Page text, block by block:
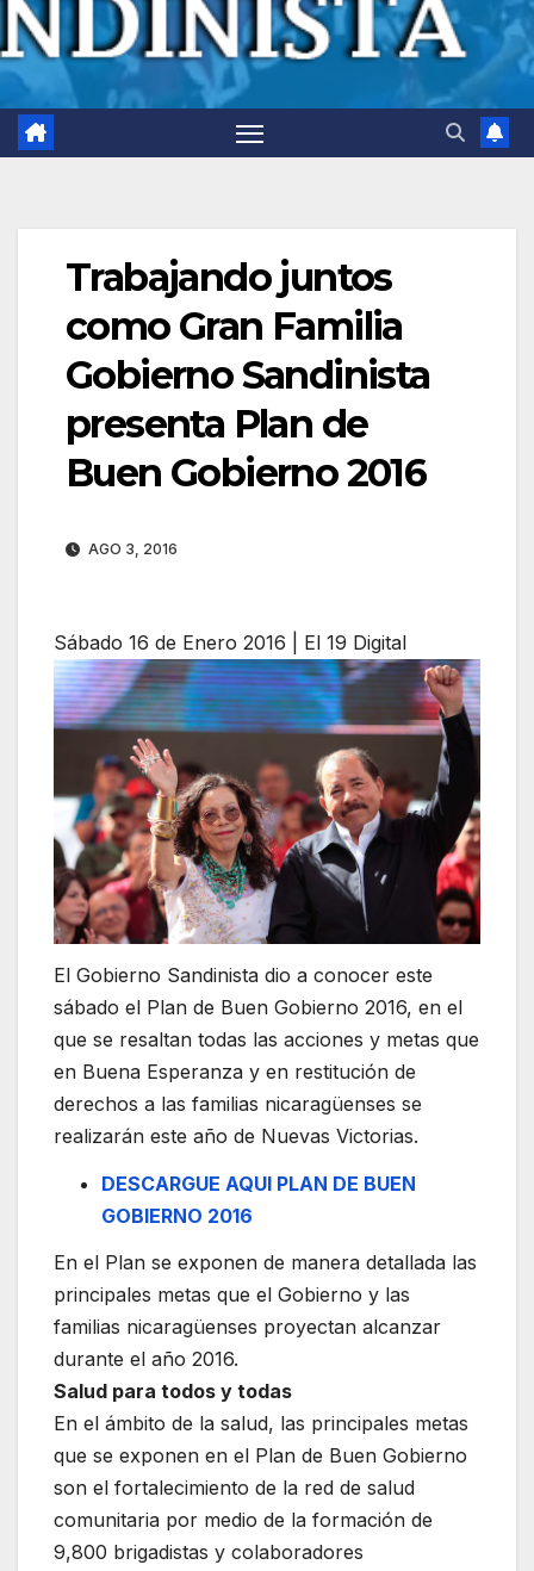
Trabajando juntos
como Gran Familia
Gobierno Sandinista
presenta Plan de
Buen Gobierno 2016
AGO 3, 2016
Sábado 16 de Enero 2016 | El 19 Digital
El Gobierno Sandinista dio a conocer este
sábado el Plan de Buen Gobierno 2016, en el
que se resaltan todas las acciones y metas que
en Buena Esperanza y en restitución de
derechos a las familias nicaragüenses se
realizarán este año de Nuevas Victorias.
DESCARGUE AQUI PLAN DE BUEN
GOBIERNO 2016
En el Plan se exponen de manera detallada las
principales metas que el Gobierno y las
familias nicaragüenses proyectan alcanzar
durante el año 2016.
Salud para todos y todas
En el ámbito de la salud, las principales metas
que se exponen en el Plan de Buen Gobierno
son el fortalecimiento de la red de salud
comunitaria por medio de la formación de
9,800 brigadistas y colaboradores